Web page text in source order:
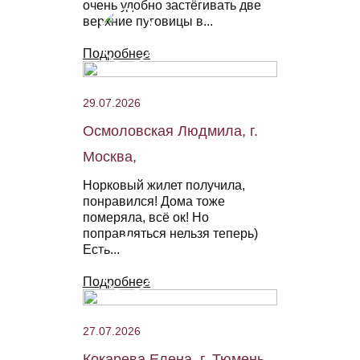
очень удобно застёгивать две
верхние пуговицы в...
Подробнее
29.07.2026
Осмоловская Людмила, г.
Москва,
Норковый жилет получила,
понравился! Дома тоже
померяла, всё ок! Но
поправляться нельзя теперь)
Есть...
Подробнее
27.07.2026